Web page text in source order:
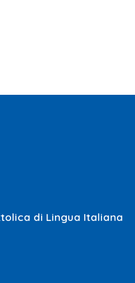
di Lingua Italiana